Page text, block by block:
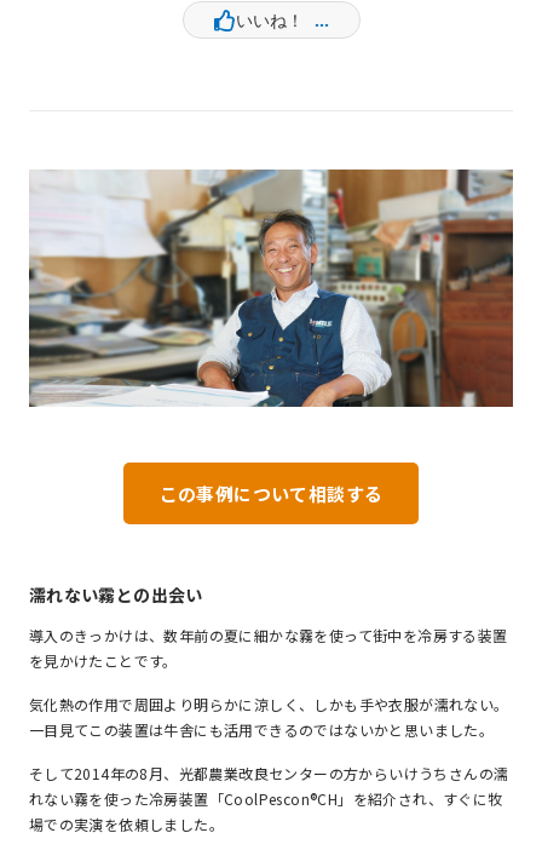
この事例について相談する
濡れない霧との出会い
導入のきっかけは、数年前の夏に細かな霧を使って街中を冷房する装置
を見かけたことです。
気化熱の作用で周囲より明らかに涼しく、しかも手や衣服が濡れない。
一目見てこの装置は牛舎にも活用できるのではないかと思いました。
そして2014年の8月、光都農業改良センターの方からいけうちさんの濡
れない霧を使った冷房装置「CoolPescon®CH」を紹介され、すぐに牧
場での実演を依頼しました。